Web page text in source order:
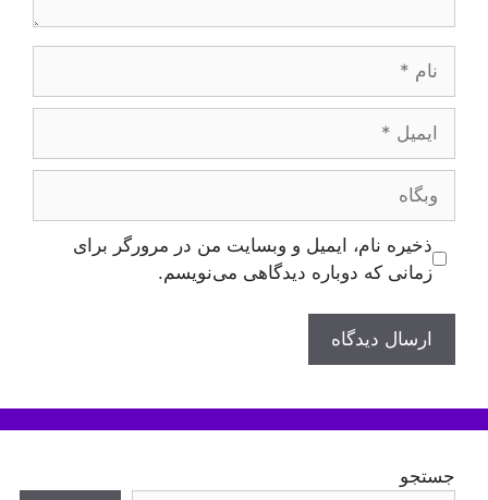
وبگاه
ذخیره نام، ایمیل و وبسایت من در مرورگر برای
زمانی که دوباره دیدگاهی می‌نویسم.
جستجو